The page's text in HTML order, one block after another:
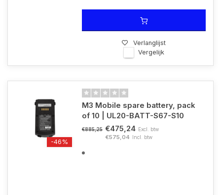
Verlanglijst
Vergelijk
-46%
M3 Mobile spare battery, pack
of 10 | UL20-BATT-S67-S10
€885,25 €475,24 Excl. btw
€575,04 Incl. btw